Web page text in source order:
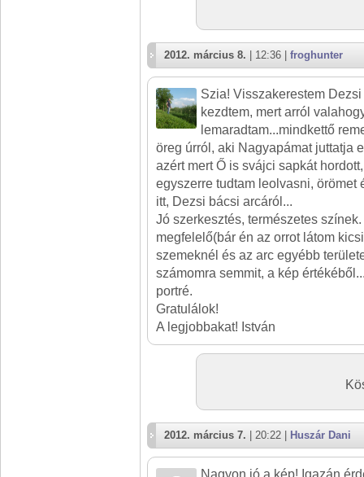
2012. március 8. | 12:36 | froghunter
Szia! Visszakerestem
kezdtem, mert arról
lemaradtam...mindkettő
öreg úrról, aki Nagyapámat juttatja
azért mert Ő is svájci sapkát
egyszerre tudtam leolvasni, örömet
itt, Dezsi bácsi arcáról...
Jó szerkesztés, természetes
megfelelő(bár én az orrot látom
szemeknél és az arc egyébb
számomra semmit, a kép
portré.
Gratulálok!
A legjobbakat! István
2012. március 7. | 20:22 | Huszár Dani